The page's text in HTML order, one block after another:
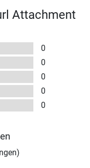
Attachment
0
0
0
0
0